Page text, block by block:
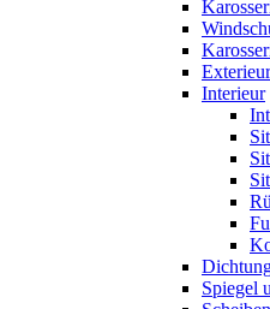
Exterieur
Interieur
Spiegel